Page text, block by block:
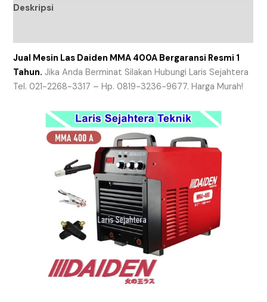
Deskripsi
Jual Mesin Las Daiden MMA 400A Bergaransi Resmi 1
Tahun. Jika Anda Berminat Silakan Hubungi Laris Sejahtera
Tel. 021-2268-3317 – Hp. 0819-3236-9677. Harga Murah!